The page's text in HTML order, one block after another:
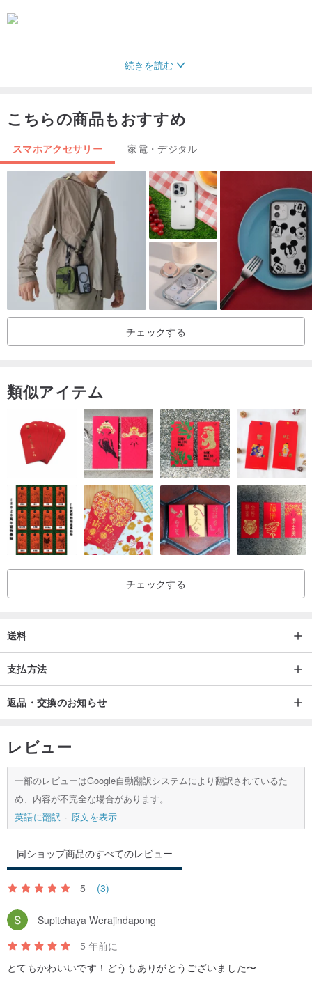
続きを読む
こちらの商品もおすすめ
スマホアクセサリー 家電・デジタル
チェックする
類似アイテム
チェックする
送料
支払方法
返品・交換のお知らせ
レビュー
一部のレビューはGoogle自動翻訳システムにより翻訳されているた
め、内容が不完全な場合があります。
英語に翻訳
原文を表示
同ショップ商品のすべてのレビュー
5 (3)
Supitchaya Werajindapong
5 年前に
とてもかわいいです！どうもありがとうございました〜